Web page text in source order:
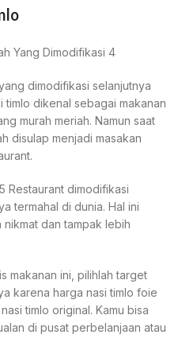
dimodifikasi selanjutnya
timlo dikenal sebagai makanan
murah meriah. Namun saat
disulap menjadi masakan
Restaurant dimodifikasi
termahal di dunia. Hal ini
nikmat dan tampak lebih
makanan ini, pilihlah target
karena harga nasi timlo foie
timlo original. Kamu bisa
di pusat perbelanjaan atau